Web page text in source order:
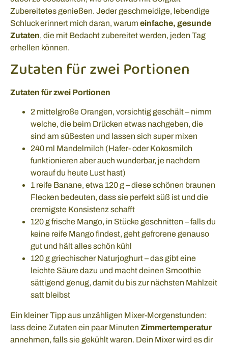
Zubereitetes genießen. Jeder geschmeidige, lebendige
Schluck erinnert mich daran, warum einfache, gesunde
Zutaten, die mit Bedacht zubereitet werden, jeden Tag
erhellen können.
Zutaten für zwei Portionen
Zutaten für zwei Portionen
2 mittelgroße Orangen, vorsichtig geschält – nimm
welche, die beim Drücken etwas nachgeben, die
sind am süßesten und lassen sich super mixen
240 ml Mandelmilch (Hafer- oder Kokosmilch
funktionieren aber auch wunderbar, je nachdem
worauf du heute Lust hast)
1 reife Banane, etwa 120 g – diese schönen braunen
Flecken bedeuten, dass sie perfekt süß ist und die
cremigste Konsistenz schafft
120 g frische Mango, in Stücke geschnitten – falls du
keine reife Mango findest, geht gefrorene genauso
gut und hält alles schön kühl
120 g griechischer Naturjoghurt – das gibt eine
leichte Säure dazu und macht deinen Smoothie
sättigend genug, damit du bis zur nächsten Mahlzeit
satt bleibst
Ein kleiner Tipp aus unzähligen Mixer-Morgenstunden:
lass deine Zutaten ein paar Minuten Zimmertemperatur
annehmen, falls sie gekühlt waren. Dein Mixer wird es dir